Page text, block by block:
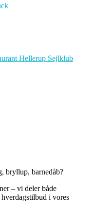
Hellerup Sejlklub
bryllup, barnedåb?
– vi deler både
i vores